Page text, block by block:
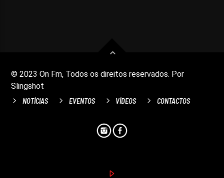
© 2023 On Fm, Todos os direitos reservados. Por
Slingshot
NOTÍCIAS EVENTOS VÍDEOS CONTACTOS